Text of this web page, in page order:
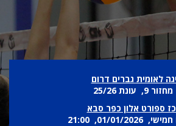
לאומית גברים דרום
9, עונת 25/26
ספורט אלון כפר סבא
01/2026, 21:00